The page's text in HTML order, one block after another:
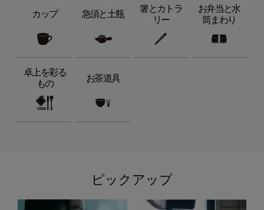
カップ 急須と土瓶
箸とカトラ
リー
お弁当と水
筒まわり
卓上を彩る
もの
お茶道具
ピックアップ